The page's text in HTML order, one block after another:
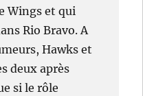
Wings et qui
Rio Bravo. A
Hawks et
deux après
si le rôle